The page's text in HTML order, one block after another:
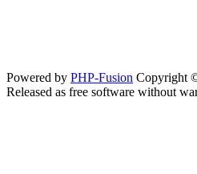
Powered by PHP-Fusion Copyright
Released as free software without